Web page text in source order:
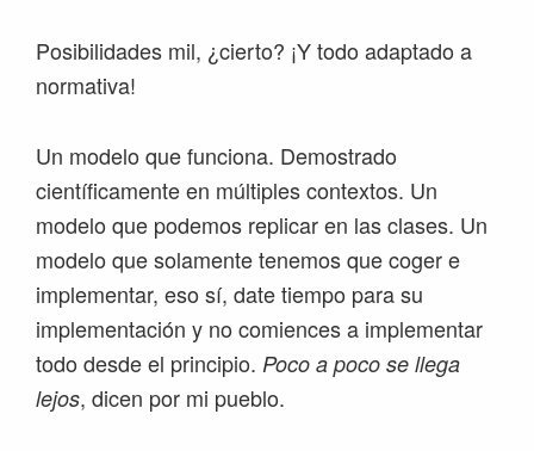
Posibilidades mil, ¿cierto? ¡Y todo adaptado a
normativa!
Un modelo que funciona. Demostrado
científicamente en múltiples contextos. Un
modelo que podemos replicar en las clases. Un
modelo que solamente tenemos que coger e
implementar, eso sí, date tiempo para su
implementación y no comiences a implementar
todo desde el principio. Poco a poco se llega
lejos, dicen por mi pueblo.